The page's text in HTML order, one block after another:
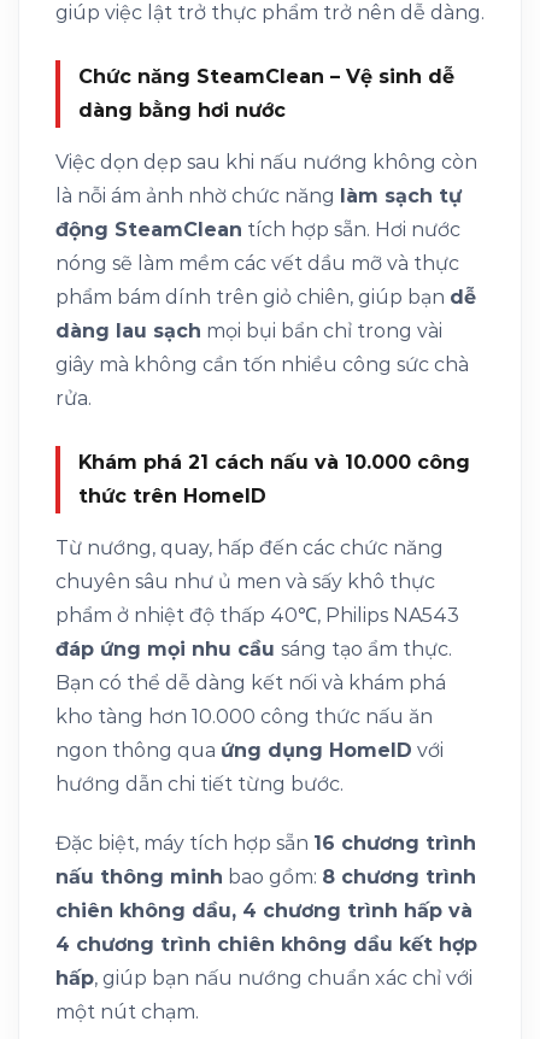
giúp việc lật trở thực phẩm trở nên dễ dàng.
Chức năng SteamClean – Vệ sinh dễ
dàng bằng hơi nước
Việc dọn dẹp sau khi nấu nướng không còn
là nỗi ám ảnh nhờ chức năng
làm sạch tự
động SteamClean tích hợp sẵn. Hơi nước
nóng sẽ làm mềm các vết dầu mỡ và thực
phẩm bám dính trên giỏ chiên, giúp bạn dễ
dàng lau sạch mọi bụi bẩn chỉ trong vài
giây mà không cần tốn nhiều công sức chà
rửa.
Khám phá 21 cách nấu và 10.000 công
thức trên HomeID
Từ nướng, quay, hấp đến các chức năng
chuyên sâu như ủ men và sấy khô thực
phẩm ở nhiệt độ thấp 40℃, Philips NA543
đáp ứng mọi nhu cầu sáng tạo ẩm thực.
Bạn có thể dễ dàng kết nối và khám phá
kho tàng hơn 10.000 công thức nấu ăn
ngon thông qua ứng dụng HomeID với
hướng dẫn chi tiết từng bước.
Đặc biệt, máy tích hợp sẵn 16 chương trình
nấu thông minh bao gồm: 8 chương trình
chiên không dầu, 4 chương trình hấp và
4 chương trình chiên không dầu kết hợp
hấp, giúp bạn nấu nướng chuẩn xác chỉ với
một nút chạm.